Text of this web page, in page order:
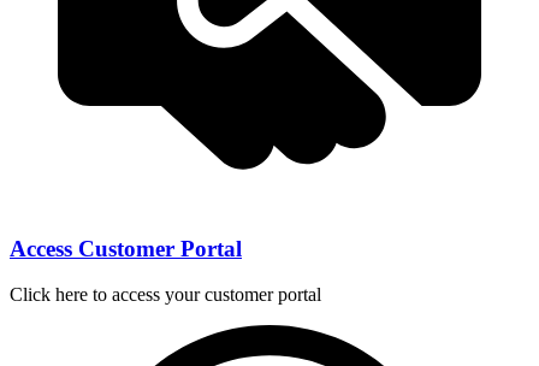
Access Customer Portal
Click here to access your customer portal